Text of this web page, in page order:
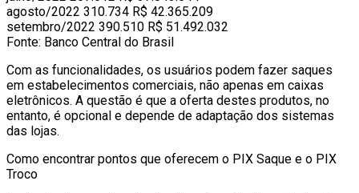
agosto/2022 310.734 R$ 42.365.209
setembro/2022 390.510 R$ 51.492.032
Fonte: Banco Central do Brasil
Com as funcionalidades, os usuários podem fazer saques
em estabelecimentos comerciais, não apenas em caixas
eletrônicos. A questão é que a oferta destes produtos, no
entanto, é opcional e depende de adaptação dos sistemas
das lojas.
Como encontrar pontos que oferecem o PIX Saque e o PIX
Troco